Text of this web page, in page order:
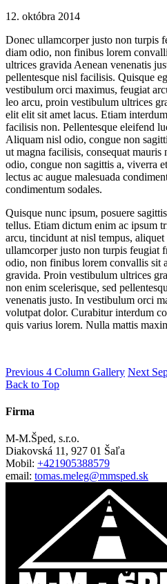
12. októbra 2014
Donec ullamcorper justo non turpis
diam odio, non finibus lorem
ultrices gravida Aenean venenatis
pellentesque nisl facilisis. Quisque
vestibulum orci maximus, feugiat
leo arcu, proin vestibulum ultrices
elit elit sit amet lacus. Etiam
facilisis non. Pellentesque eleifend
Aliquam nisl odio, congue non
ut magna facilisis, consequat
odio, congue non sagittis a, viverra
lectus ac augue malesuada
condimentum sodales.
Quisque nunc ipsum, posuere
tellus. Etiam dictum enim ac ipsum
arcu, tincidunt at nisl tempus,
ullamcorper justo non turpis feugiat
odio, non finibus lorem convallis sit
gravida. Proin vestibulum ultrices
non enim scelerisque, sed
venenatis justo. In vestibulum orci
volutpat dolor. Curabitur interdum
quis varius lorem. Nulla mattis
Previous 4 Column Gallery Next
Back to Top
Firma
M-M.Šped, s.r.o.
Diakovská 11, 927 01 Šaľa
Mobil: +421905388579
email: tomas.meleg@mmsped.sk